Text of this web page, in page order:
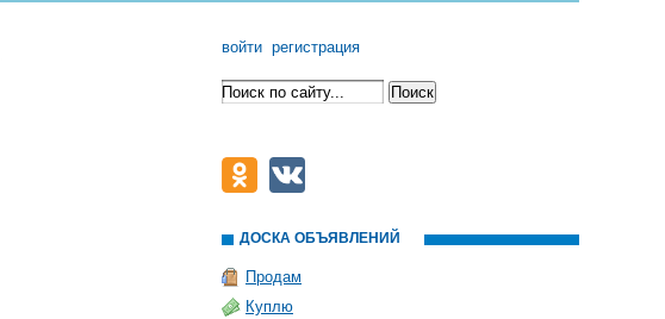
войти регистрация
ДОСКА ОБЪЯВЛЕНИЙ
Продам
Куплю